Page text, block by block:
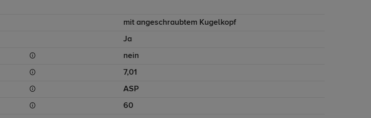
mit angeschraubtem Kugelkopf
Ja
nein
7,01
ASP
60